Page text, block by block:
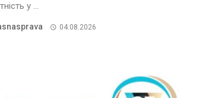
у ...
04.08.2026